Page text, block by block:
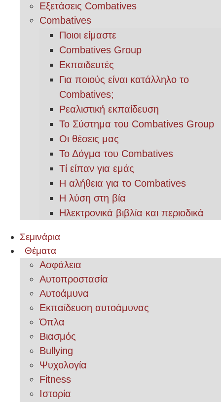
Εξετάσεις Combatives
Combatives
Ποιοι είμαστε
Combatives Group
Εκπαιδευτές
Για ποιούς είναι κατάλληλο το
Combatives;
Ρεαλιστική εκπαίδευση
Το Σύστημα του Combatives Group
Οι θέσεις μας
Το Δόγμα του Combatives
Τί είπαν για εμάς
Η αλήθεια για το Combatives
Η λύση στη βία
Ηλεκτρονικά βιβλία και περιοδικά
Σεμινάρια
Θέματα
Ασφάλεια
Αυτοπροστασία
Αυτοάμυνα
Εκπαίδευση αυτοάμυνας
Όπλα
Βιασμός
Bullying
Ψυχολογία
Fitness
Ιστορία